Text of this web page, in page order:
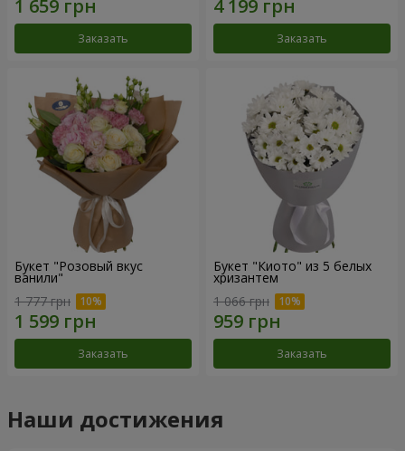
Заказать Заказать
Букет "Розовый вкус
ванили"
1 777 грн
Заказать
Букет "Киото" из 5 белых
хризантем
1 066 грн
Заказать
Наши достижения